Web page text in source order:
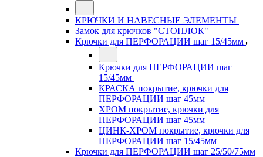
КРЮЧКИ И НАВЕСНЫЕ ЭЛЕМЕНТЫ
Замок для крючков "СТОПЛОК"
Крючки для ПЕРФОРАЦИИ шаг 15/45мм
Крючки для ПЕРФОРАЦИИ шаг
15/45мм
КРАСКА покрытие, крючки для
ПЕРФОРАЦИИ шаг 45мм
ХРОМ покрытие, крючки для
ПЕРФОРАЦИИ шаг 45мм
ЦИНК-ХРОМ покрытие, крючки для
ПЕРФОРАЦИИ шаг 15/45мм
Крючки для ПЕРФОРАЦИИ шаг 25/50/75мм